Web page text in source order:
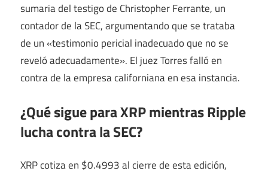
sumaria del testigo de Christopher Ferrante, un
contador de la SEC, argumentando que se trataba
de un «testimonio pericial inadecuado que no se
reveló adecuadamente». El juez Torres falló en
contra de la empresa californiana en esa instancia.
¿Qué sigue para XRP mientras Ripple
lucha contra la SEC?
XRP cotiza en $0.4993al cierre de esta edición,